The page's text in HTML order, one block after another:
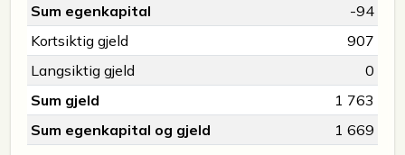
Sum egenkapital
-94
Kortsiktig gjeld
907
Langsiktig gjeld
0
Sum gjeld
1 763
Sum egenkapital og gjeld
1 669